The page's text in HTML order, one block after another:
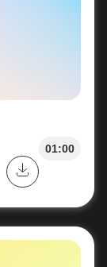
01:00